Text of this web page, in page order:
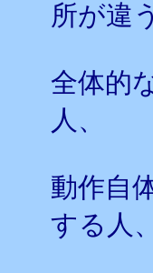
所が違
全体的
人、
動作自
する人、